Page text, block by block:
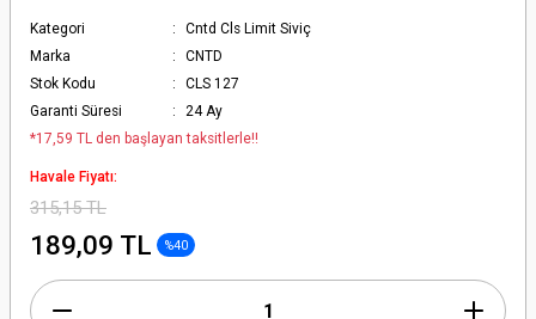
Kategori
Cntd Cls Limit Siviç
Marka
CNTD
Stok Kodu
CLS 127
Garanti Süresi
24 Ay
*17,59 TL den başlayan taksitlerle!!
Havale Fiyatı:
315,15 TL
189,09 TL %40